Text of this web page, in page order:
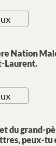
Nation
Laurent.
du grand-
peux-tu